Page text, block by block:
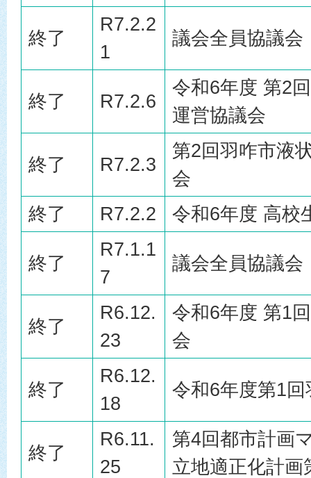
終了
R7.2.2
1
議会全員協議会
終了 R7.2.6
令和6年度 第2
運営協議会
終了 R7.2.3
第2回羽咋市液
会
終了
R7.2.2 令和6年度 高校
終了
R7.1.1
7
議会全員協議会
終了
R6.12.
23
令和6年度 第1
会
終了
R6.12.
18
令和6年度第1
終了
R6.11.
25
第4回都市計画
立地適正化計画